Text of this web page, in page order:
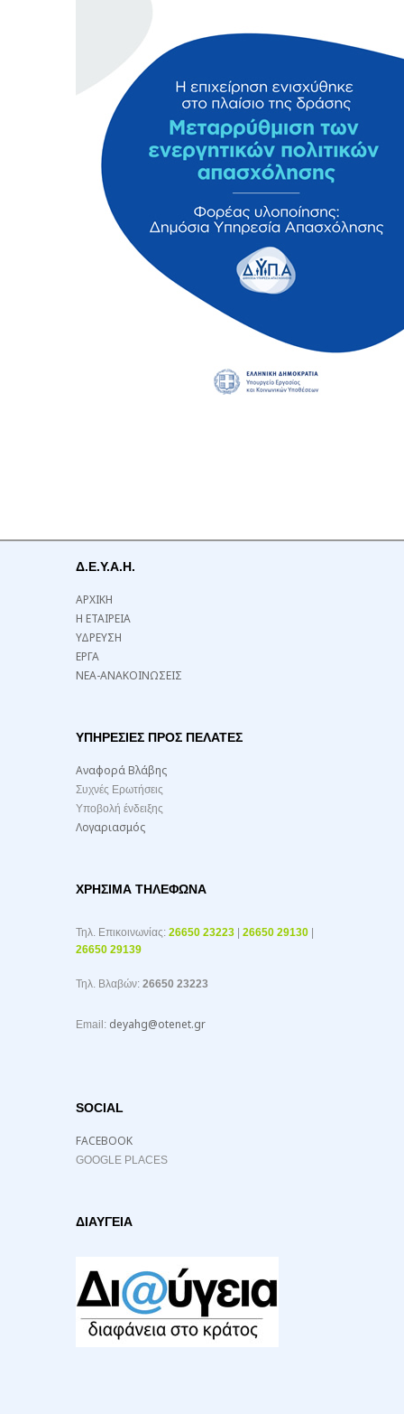
Δ.Ε.Υ.Α.Η.
ΑΡΧΙΚΗ
Η ΕΤΑΙΡΕΙΑ
ΥΔΡΕΥΣΗ
ΕΡΓΑ
ΝΕΑ-ΑΝΑΚΟΙΝΩΣΕΙΣ
ΥΠΗΡΕΣΙΕΣ ΠΡΟΣ ΠΕΛΑΤΕΣ
Αναφορά Βλάβης
Συχνές Ερωτήσεις
Υποβολή ένδειξης
Λογαριασμός
ΧΡΉΣΙΜΑ ΤΗΛΈΦΩΝΑ
Τηλ. Επικοινωνίας: 26650 23223 26650 29130
26650 29139
Τηλ. Βλαβών: 26650 23223
Email: deyahg@otenet.gr
SOCIAL
FACEBOOK
GOOGLE PLACES
ΔΙΑΥΓΕΙΑ